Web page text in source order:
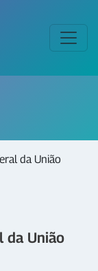
da União
da União